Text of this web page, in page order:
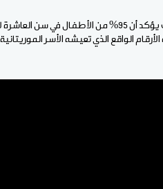
الواقع الذي تعيشه الأسر